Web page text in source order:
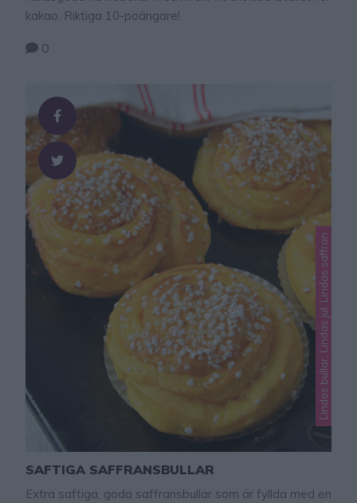
kakao. Riktiga 10-poängare!
0
Lindas bullar, Lindas jul, Lindas saffran
SAFTIGA SAFFRANSBULLAR
Extra saftiga, goda saffransbullar som är fyllda med en